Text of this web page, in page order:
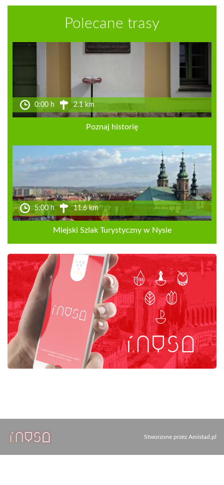
Polecane trasy
0:00 h 2.1 km
Poznaj historię
5:00 h 11.6 km
Miejski Szlak Turystyczny w Nysie
Stworzone przez Amistad.pl